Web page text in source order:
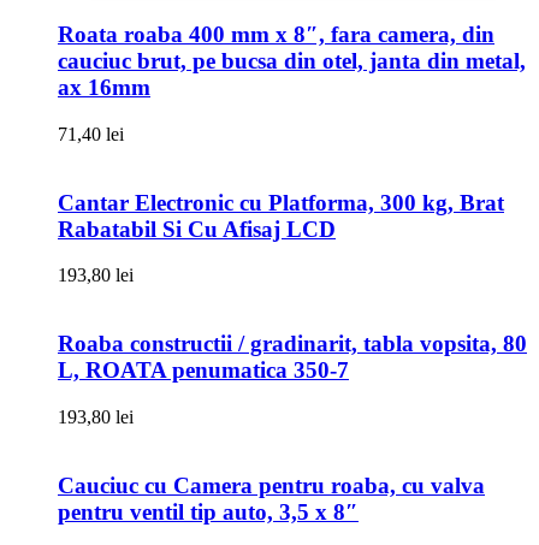
Roata roaba 400 mm x 8″, fara camera, din
cauciuc brut, pe bucsa din otel, janta din metal,
ax 16mm
71,40 lei
Cantar Electronic cu Platforma, 300 kg, Brat
Rabatabil Si Cu Afisaj LCD
193,80 lei
Roaba constructii / gradinarit, tabla vopsita, 80
L, ROATA penumatica 350-7
193,80 lei
Cauciuc cu Camera pentru roaba, cu valva
pentru ventil tip auto, 3,5 x 8″